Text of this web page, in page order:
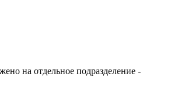
на отдельное подразделение -